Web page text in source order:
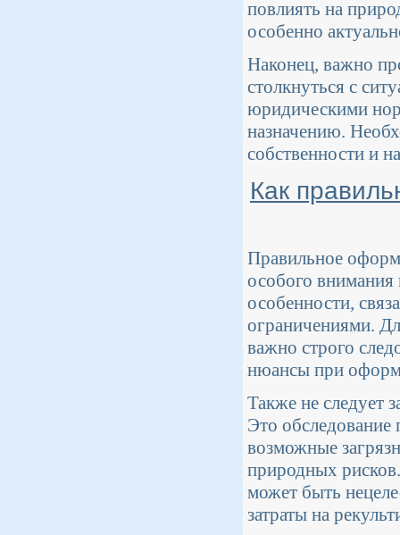
повлиять на
особенно
Наконец, важно
столкнуться с
юридическими
назначению.
собственности и
Как
Правильное
особого внимания
особенности,
ограничениями.
важно строго
нюансы при
Также не следует
Это обследование
возможные
природных
может быть
затраты на